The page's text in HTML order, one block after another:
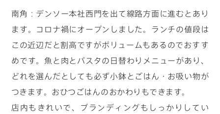
南角：デンソー本社西門を出て線路方面に進むとあり
ます。コロナ禍にオープンしました。ランチの値段は
この近辺だと割高ですがボリュームもあるのでおすす
めです。魚と肉とパスタの日替わりメニューがあり、
どれを選んだとしても必ず小鉢とごはん・お吸い物が
つきます。おひつごはんのおかわりもできます。
店内もきれいで、ブランディングもしっかりしてい